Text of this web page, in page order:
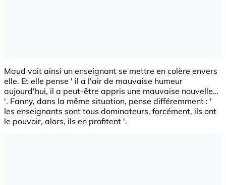
Maud voit ainsi un enseignant se mettre en colère envers
elle. Et elle pense ' il a l'air de mauvaise humeur
aujourd'hui, il a peut-être appris une mauvaise nouvelle…
'. Fanny, dans la même situation, pense différemment : '
les enseignants sont tous dominateurs, forcément, ils ont
le pouvoir, alors, ils en profitent '.